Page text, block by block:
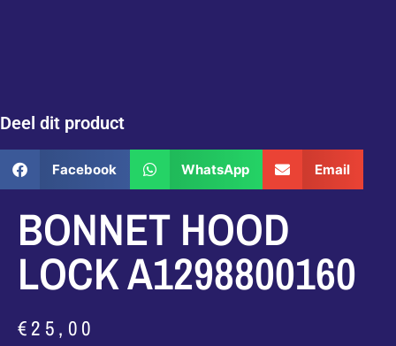
Deel dit product
Facebook WhatsApp Email
BONNET HOOD
LOCK A1298800160
€25,00